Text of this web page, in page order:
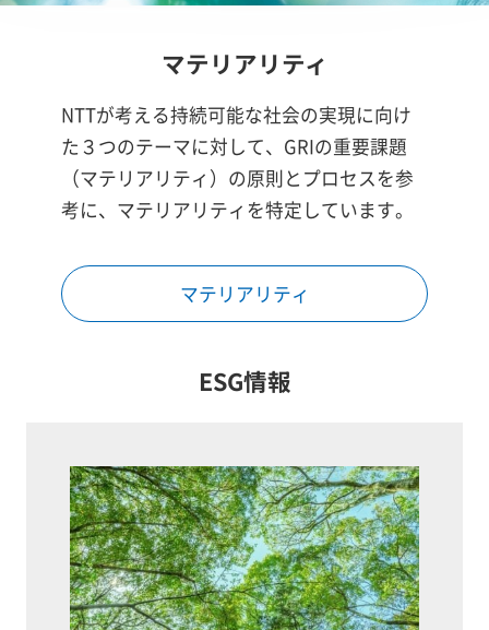
マテリアリティ
NTTが考える持続可能な社会の実現に向け
た３つのテーマに対して、GRIの重要課題
（マテリアリティ）の原則とプロセスを参
考に、マテリアリティを特定しています。
マテリアリティ
ESG情報